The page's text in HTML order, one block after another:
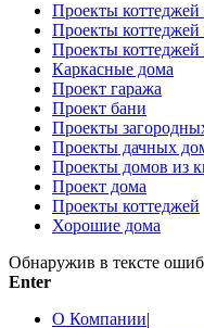
Проекты коттеджей
Проекты коттеджей
Проекты коттеджей
Каркасные дома
Проект гаража
Проект бани
Проекты
Проекты дачных
Проекты домов из
Проект дома
Проекты коттеджей
Хорошие дома
Обнаружив в тексте
Enter
О Компании|